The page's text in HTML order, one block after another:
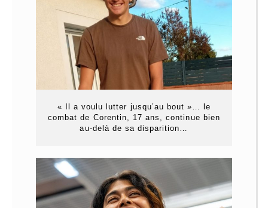
« Il a voulu lutter jusqu’au bout »… le
combat de Corentin, 17 ans, continue bien
au-delà de sa disparition…